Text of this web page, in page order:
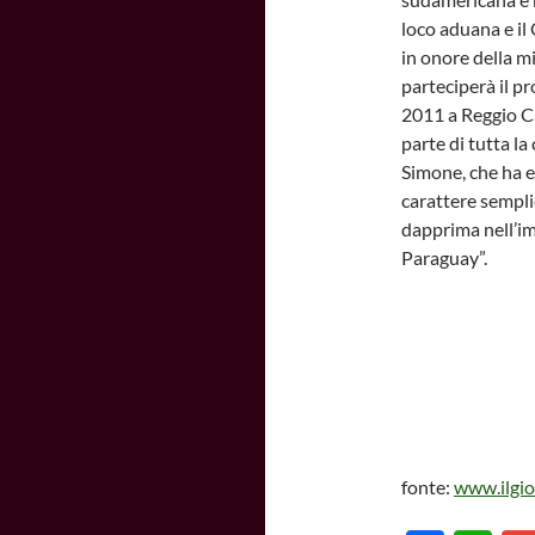
loco aduana e
in onore della
parteciperà il
2011 a Reggio
parte di tutta la
Simone, che ha
carattere
dapprima
Paraguay”.
fonte: